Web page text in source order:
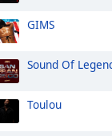
GIMS
Sound Of
Toulou